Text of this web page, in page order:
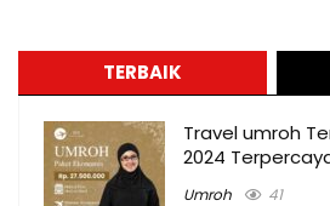
TERBAIK
Travel umroh
2024
Umroh 41